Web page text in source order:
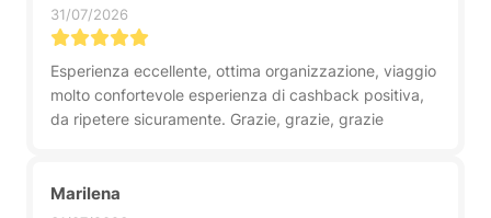
31/07/2026
Esperienza eccellente, ottima organizzazione, viaggio
molto confortevole esperienza di cashback positiva,
da ripetere sicuramente. Grazie, grazie, grazie
Marilena